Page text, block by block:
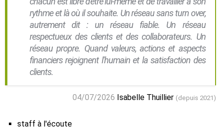
rythme et là où il souhaite. Un réseau sans turn over,
autrement dit : un réseau fiable. Un réseau
respectueux des clients et des collaborateurs. Un
réseau propre. Quand valeurs, actions et aspects
financiers rejoignent l'humain et la satisfaction des
clients.
04/07/2026 Isabelle Thuillier (depuis 2021)
staff à l'écoute